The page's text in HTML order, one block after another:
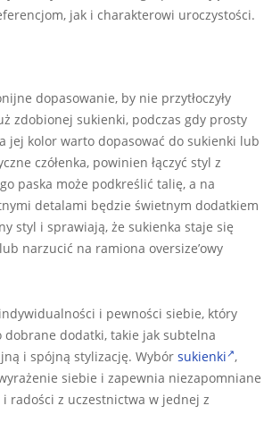
jak i charakterowi uroczystości.
dopasowanie, by nie przytłoczyły
zdobionej sukienki, podczas gdy prosty
jej kolor warto dopasować do sukienki lub
czółenka, powinien łączyć styl z
paska może podkreślić talię, a na
detalami będzie świetnym dodatkiem
styl i sprawiają, że sukienka staje się
lub narzucić na ramiona oversize’owy
i pewności siebie, który
dodatki, takie jak subtelna
i spójną stylizację. Wybór sukienki ,
siebie i zapewnia niezapomniane
radości z uczestnictwa w jednej z